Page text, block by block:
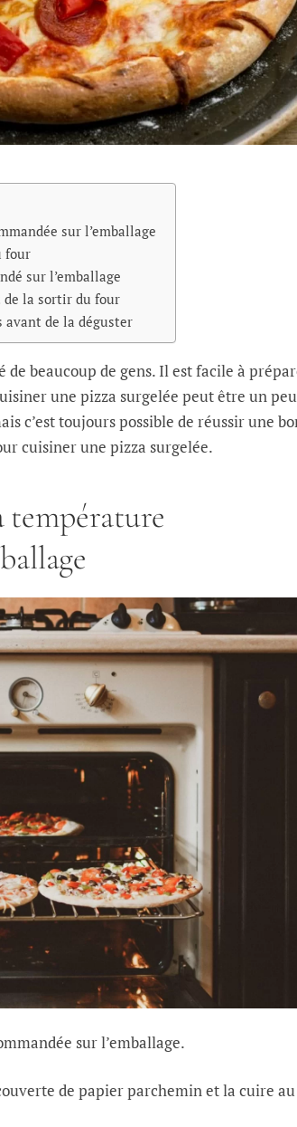
sur l’emballage
four
sur l’emballage
de la sortir du four
avant de la déguster
beaucoup de gens. Il est facile à
une pizza surgelée peut être un peu
c’est toujours possible de réussir une
cuisiner une pizza surgelée.
température
sur l’emballage.
de papier parchemin et la cuire